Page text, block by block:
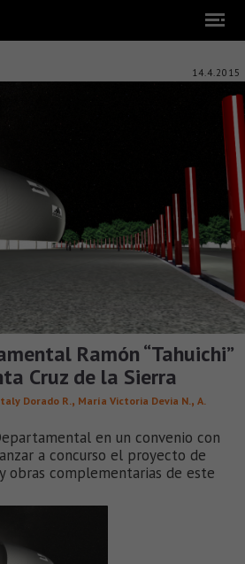
14.4.2015
Ramón “Tahuichi”
Cruz de la Sierra
Dorado R. , María Victoria Devia N. , A.
en un convenio con
a concurso el proyecto de
obras complementarias de este